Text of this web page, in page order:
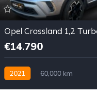
€14.790
2021
60,000 km